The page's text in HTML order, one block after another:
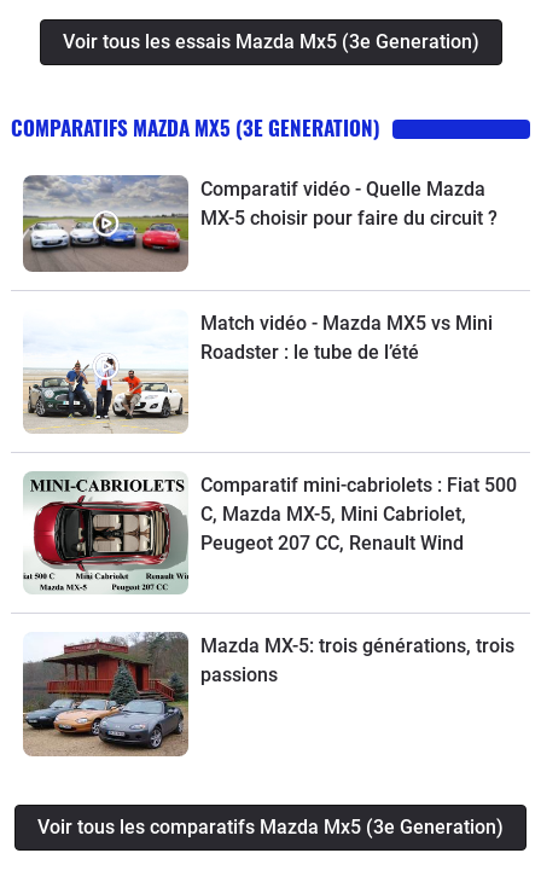
Voir tous les essais Mazda Mx5 (3e Generation)
COMPARATIFS MAZDA MX5 (3E GENERATION)
Comparatif vidéo - Quelle Mazda
MX-5 choisir pour faire du circuit ?
Match vidéo - Mazda MX5 vs Mini
Roadster : le tube de l’été
Comparatif mini-cabriolets : Fiat 500
C, Mazda MX-5, Mini Cabriolet,
Peugeot 207 CC, Renault Wind
Mazda MX-5: trois générations, trois
passions
Voir tous les comparatifs Mazda Mx5 (3e Generation)